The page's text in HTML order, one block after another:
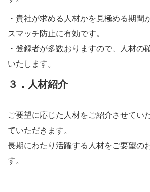
・貴社が求める人材かを見極める期間
スマッチ防止に有効です。
・登録者が多数おりますので、人材の
いたします。
３．人材紹介
ご要望に応じた人材をご紹介させてい
ていただきます。
長期にわたり活躍する人材をご要望の
す。